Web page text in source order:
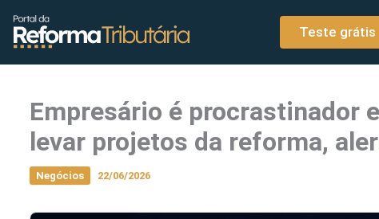
conteúdo
Teste grátis
Empresário é procrastinador
levar projetos da reforma,
Negócios 22/06/2026